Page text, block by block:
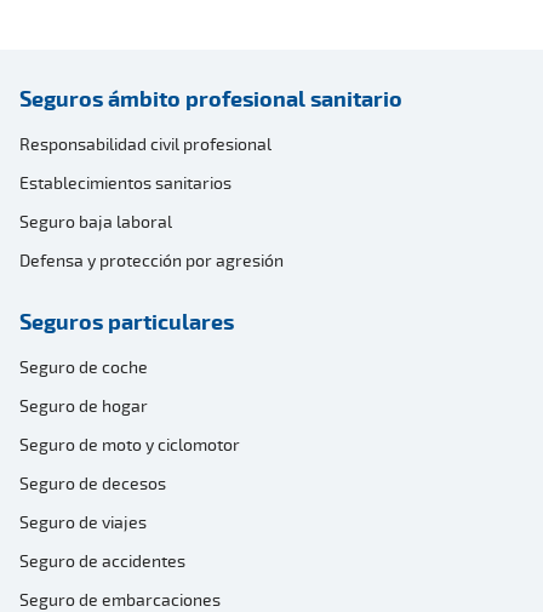
Seguros ámbito profesional sanitario
Responsabilidad civil profesional
Establecimientos sanitarios
Seguro baja laboral
Defensa y protección por agresión
Seguros particulares
Seguro de coche
Seguro de hogar
Seguro de moto y ciclomotor
Seguro de decesos
Seguro de viajes
Seguro de accidentes
Seguro de embarcaciones